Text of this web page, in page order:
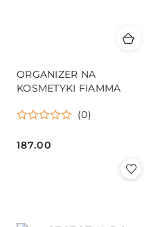
ORGANIZER NA
KOSMETYKI FIAMMA
(0)
Cena:
187.00